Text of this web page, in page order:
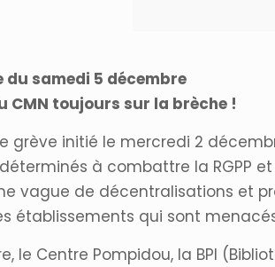
du samedi 5 décembre
CMN toujours sur la brèche !
grève initié le mercredi 2
à combattre la RGPP
vague de décentralisations et
établissements qui sont
le Centre Pompidou, la BPI